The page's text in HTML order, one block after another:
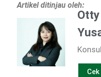
Artikel ditinjau oleh: